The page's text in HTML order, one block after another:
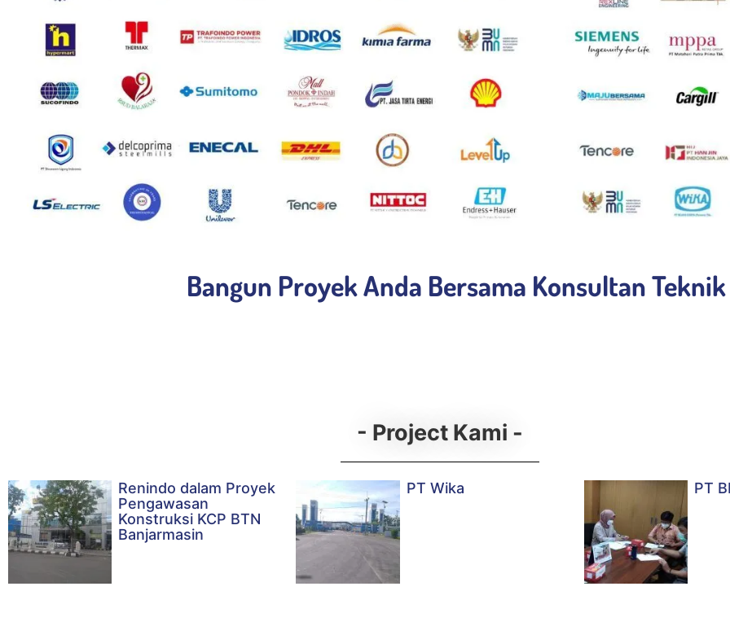
Bangun Proyek Anda Bersama Konsultan
- Project Kami -
Renindo dalam Proyek
Pengawasan
Konstruksi KCP BTN
Banjarmasin
PT Wika PT